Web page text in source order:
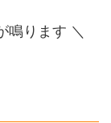
鳴ります ＼